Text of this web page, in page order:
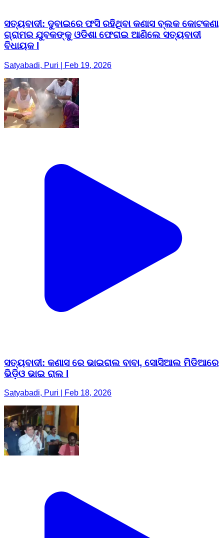
ସତ୍ୟବାଦୀ: ଦୁବାଇରେ ଫସି ରହିଥିବା କଣାସ ବ୍ଲକ କୋଟକଣା
ଗ୍ରାମର ଯୁବକଙ୍କୁ ଓଡିଶା ଫେରାଇ ଆଣିଲେ ସତ୍ୟବାଦୀ
ବିଧାୟକ l
Satyabadi, Puri | Feb 19, 2026
ସତ୍ୟବାଦୀ: କଣାସ ରେ ଭାଇରାଲ ବାବା, ସୋସିଆଲ ମିଡିଆରେ
ଭିଡ଼ିଓ ଭାଇ ରାଲ l
Satyabadi, Puri | Feb 18, 2026